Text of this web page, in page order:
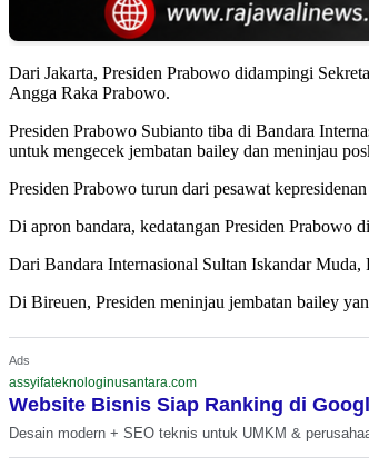
Dari Jakarta, Presiden Prabowo didampingi
Angga Raka Prabowo.
Presiden Prabowo Subianto tiba di Bandara
untuk mengecek jembatan bailey dan meninjau
Presiden Prabowo turun dari pesawat
Di apron bandara, kedatangan Presiden Prabowo
Dari Bandara Internasional Sultan Iskandar Muda,
Di Bireuen, Presiden meninjau jembatan bailey
Ads
assyifateknologinusantara.com
Website Bisnis Siap Ranking di
Desain modern + SEO teknis untuk UMKM &